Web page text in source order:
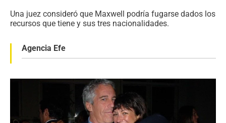
Una juez consideró que Maxwell podría fugarse dados los
recursos que tiene y sus tres nacionalidades.
Agencia Efe